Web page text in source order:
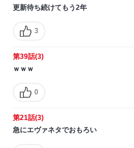
更新待ち続けてもう2年
3
第39話(3)
ｗｗｗ
0
第21話(3)
急にエヴァネタでおもろい